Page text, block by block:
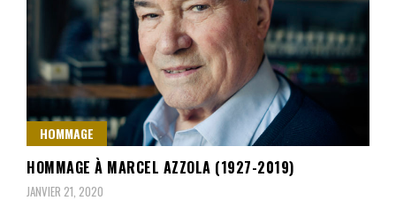
HOMMAGE
HOMMAGE À MARCEL AZZOLA (1927-2019)
JANVIER 21, 2020